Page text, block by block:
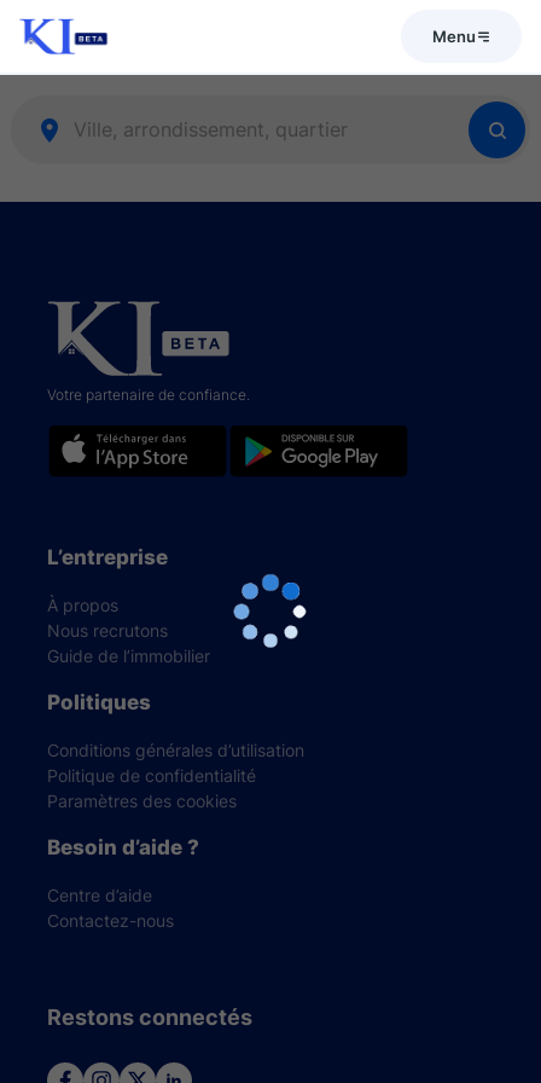
Menu
Votre partenaire de confiance.
L’entreprise
À propos
Nous recrutons
Guide de l’immobilier
Politiques
Conditions générales d’utilisation
Politique de confidentialité
Paramètres des cookies
Besoin d’aide ?
Centre d’aide
Contactez-nous
Restons connectés